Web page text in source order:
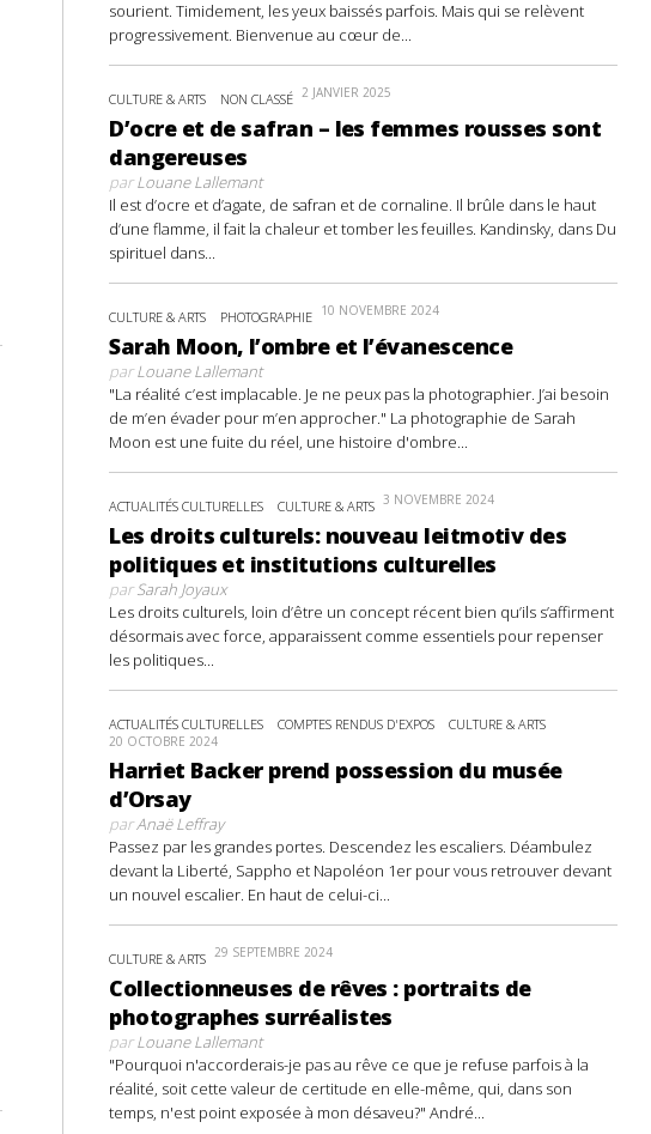
sourient. Timidement, les yeux baissés parfois. Mais qui se relèvent
progressivement. Bienvenue au cœur de...
CULTURE & ARTS NON CLASSÉ 2 JANVIER 2025
D’ocre et de safran – les femmes rousses sont
dangereuses
parLouane Lallemant
Il est d’ocre et d’agate, de safran et de cornaline. Il brûle dans le haut
d’une flamme, il fait la chaleur et tomber les feuilles. Kandinsky, dans Du
spirituel dans...
CULTURE & ARTS PHOTOGRAPHIE 10 NOVEMBRE 2024
Sarah Moon, l’ombre et l’évanescence
parLouane Lallemant
"La réalité c’est implacable. Je ne peux pas la photographier. J’ai besoin
de m’en évader pour m’en approcher." La photographie de Sarah
Moon est une fuite du réel, une histoire d'ombre...
ACTUALITÉS CULTURELLES CULTURE & ARTS 3 NOVEMBRE 2024
Les droits culturels: nouveau leitmotiv des
politiques et institutions culturelles
parSarah Joyaux
Les droits culturels, loin d’être un concept récent bien qu’ils s’affirment
désormais avec force, apparaissent comme essentiels pour repenser
les politiques...
ACTUALITÉS CULTURELLES COMPTES RENDUS D'EXPOS CULTURE & ARTS
20 OCTOBRE 2024
Harriet Backer prend possession du musée
d’Orsay
parAnaë Leffray
Passez par les grandes portes. Descendez les escaliers. Déambulez
devant la Liberté, Sappho et Napoléon 1er pour vous retrouver devant
un nouvel escalier. En haut de celui-ci...
CULTURE & ARTS 29 SEPTEMBRE 2024
Collectionneuses de rêves : portraits de
photographes surréalistes
parLouane Lallemant
"Pourquoi n'accorderais-je pas au rêve ce que je refuse parfois à la
réalité, soit cette valeur de certitude en elle-même, qui, dans son
temps, n'est point exposée à mon désaveu?" André...